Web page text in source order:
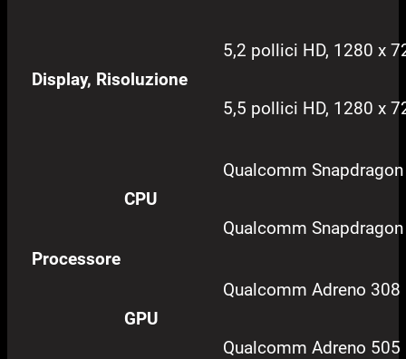
Display, Risoluzione
5,2 pollici HD, 1280 x
5,5 pollici HD, 1280 x
Processore
CPU
Qualcomm
Qualcomm
GPU
Qualcomm Adreno 308
Qualcomm Adreno 505